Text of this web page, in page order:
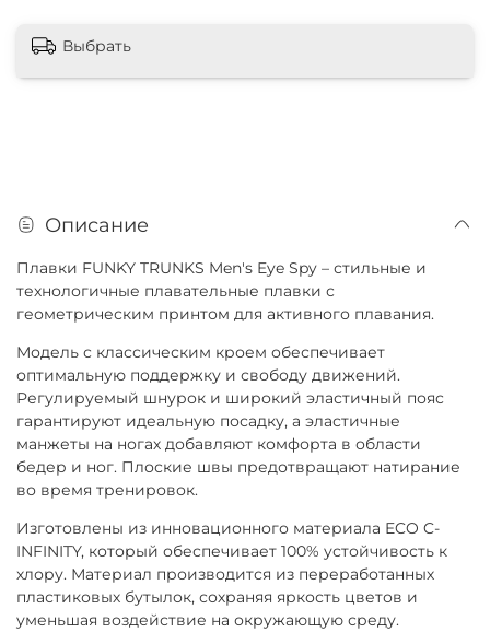
Выбрать
Описание
Плавки FUNKY TRUNKS Men's Eye Spy – стильные и
технологичные плавательные плавки с
геометрическим принтом для активного плавания.
Модель с классическим кроем обеспечивает
оптимальную поддержку и свободу движений.
Регулируемый шнурок и широкий эластичный пояс
гарантируют идеальную посадку, а эластичные
манжеты на ногах добавляют комфорта в области
бедер и ног. Плоские швы предотвращают натирание
во время тренировок.
Изготовлены из инновационного материала ECO C-
INFINITY, который обеспечивает 100% устойчивость к
хлору. Материал производится из переработанных
пластиковых бутылок, сохраняя яркость цветов и
уменьшая воздействие на окружающую среду.